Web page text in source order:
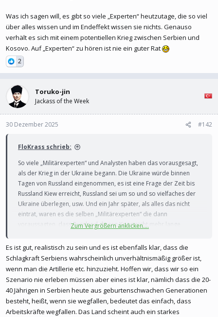
Was ich sagen will, es gibt so viele „Experten“ heutzutage, die so viel
über alles wissen und im Endeffekt wissen sie nichts. Genauso
verhält es sich mit einem potentiellen Krieg zwischen Serbien und
Kosovo. Auf „Experten“ zu hören ist nie ein guter Rat
2
Toruko-jin
Jackass of the Week
30 Dezember 2025 #142
FloKrass schrieb:
So viele „Militärexperten“ und Analysten haben das vorausgesagt,
als der Krieg in der Ukraine begann. Die Ukraine würde binnen
Tagen von Russland eingenommen, es ist eine Frage der Zeit bis
Russland Kiew erreicht, Russland sei um so und so vielfaches der
Ukraine überlegen, usw. Und ein Jahr später, als alles das nicht
eintrat, waren es die selben „Militärexperten“ die dann
voraussagten, dass Russland diesen Krieg nicht mehr lange
Was ich sagen will, es gibt so viele „Experten“ heutzutage, die so
viel über alles wissen und im Endeffekt wissen sie nichts. Genauso
verhält es sich mit einem potentiellen Krieg zwischen Serbien und
Kosovo. Auf „Experten“ zu hören ist nie ein guter Rat
Zum Vergrößern anklicken....
Es ist gut, realistisch zu sein und es ist ebenfalls klar, dass die
Schlagkraft Serbiens wahrscheinlich unverhältnismäßig größer ist,
wenn man die Artillerie etc. hinzuzieht. Hoffen wir, dass wir so ein
Szenario nie erleben müssen aber eines ist klar, nämlich dass die 20-
40 Jährigen in Serbien heute aus geburtenschwachen Generationen
besteht, heißt, wenn sie wegfallen, bedeutet das einfach, dass
Arbeitskräfte wegfallen. Das Land scheint auch ein starkes